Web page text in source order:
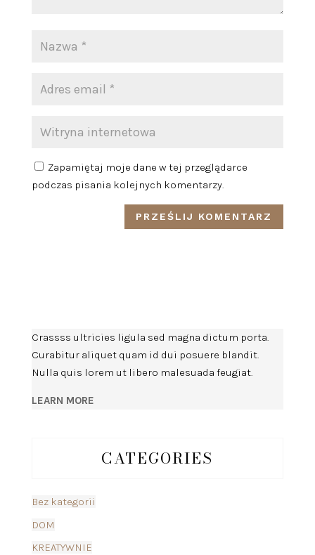
Zapamiętaj moje dane w tej przeglądarce
podczas pisania kolejnych komentarzy.
Crassss ultricies ligula sed magna dictum porta.
Curabitur aliquet quam id dui posuere blandit.
Nulla quis lorem ut libero malesuada feugiat.
LEARN MORE
CATEGORIES
Bez kategorii
DOM
KREATYWNIE